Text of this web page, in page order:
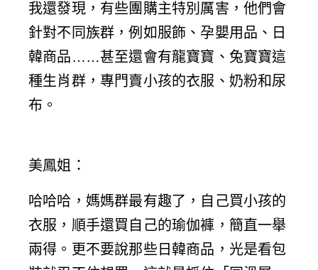
我還發現，有些團購主特別厲害，他們會
針對不同族群，例如服飾、孕嬰用品、日
韓商品……甚至還會有龍寶寶、兔寶寶這
種生肖群，專門賣小孩的衣服、奶粉和尿
布。
美鳳姐 ：
哈哈哈，媽媽群最有趣了，自己買小孩的
衣服，順手還買自己的瑜伽褲，簡直一舉
兩得。更不要說那些日韓商品，光是看包